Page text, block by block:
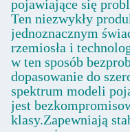
pojawiające się
Ten niezwykły
jednoznacznym
rzemiosła i
w ten sposób
dopasowanie do
spektrum modeli
jest
klasy.Zapewniają